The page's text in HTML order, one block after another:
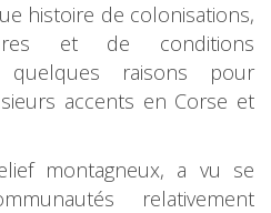
histoire de colonisations,
et de conditions
quelques raisons pour
accents en Corse et
montagneux, a vu se
relativement